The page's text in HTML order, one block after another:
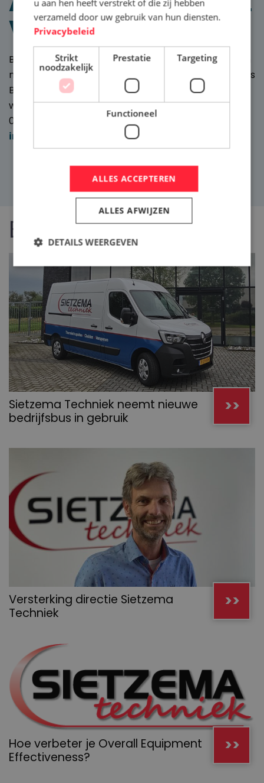
VERSPANER
Ben je enthousiast? Wil je meer weten? Bel dan even
met Siebe Sietzema. Hij legt je uit wat je gaat doen als
BBL Verspaner en laat je graag de machines zien
waarmee je gaat werken. Je kunt hem bereiken op
0513 410 396. Een e-mail sturen mag natuurlijk ook:
info@sietzematechniek.nl
Bekijk ook
>>
Sietzema Techniek neemt nieuwe
bedrijfsbus in gebruik
>>
Versterking directie Sietzema
Techniek
>>
Hoe verbeter je Overall Equipment
Effectiveness?
u aan hen heeft verstrekt of die zij hebben
verzameld door uw gebruik van hun diensten.
Privacybeleid
Strikt
noodzakelijk
Prestatie Targeting
Functioneel
ALLES ACCEPTEREN
ALLES AFWIJZEN
DETAILS WEERGEVEN